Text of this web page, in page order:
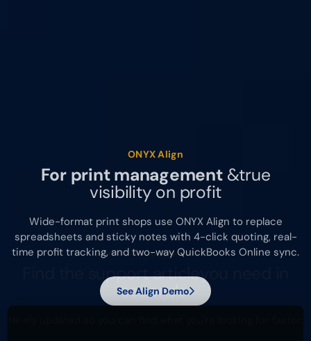
ONYX Align
For print management&true
visibility on profit
Wide-format print shops use ONYX Align to replace
spreadsheets and sticky notes with 4-click quoting, real-
time profit tracking, and two-way QuickBooks Online sync.
See Align Demo